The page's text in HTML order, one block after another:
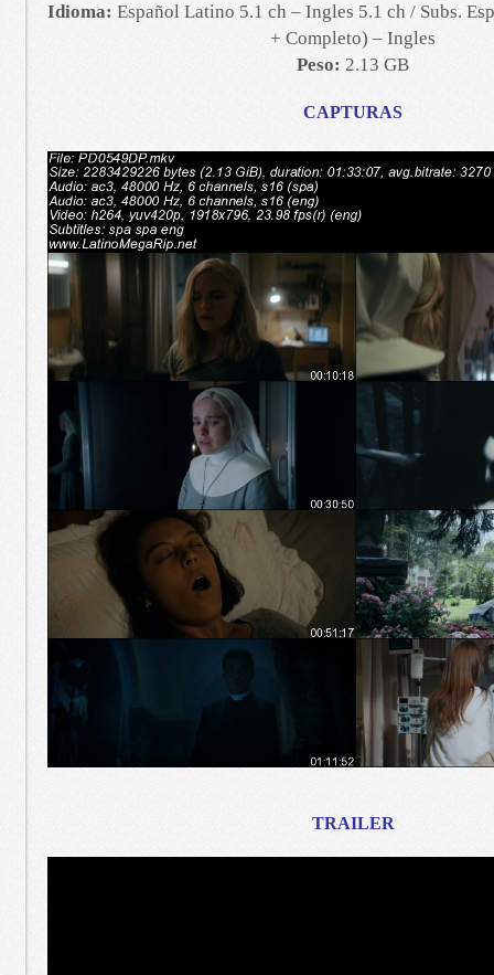
Idioma: Español Latino 5.1 ch – Ingles 5.1 ch / Subs.
+ Completo) – Ingles
Peso: 2.13 GB
CAPTURAS
TRAILER